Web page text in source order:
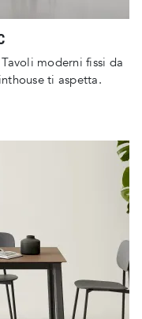
moderni fissi da
ti aspetta.